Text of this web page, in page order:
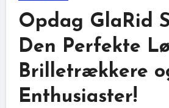
Opdag GlaRid
Den Perfekte
Brilletrækkere
Enthusiaster!